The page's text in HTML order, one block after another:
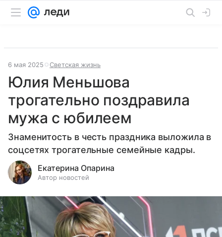
6 мая 2025 Светская жизнь
Юлия Меньшова
трогательно поздравила
мужа с юбилеем
Знаменитость в честь праздника выложила в
соцсетях трогательные семейные кадры.
Екатерина Опарина
Автор новостей